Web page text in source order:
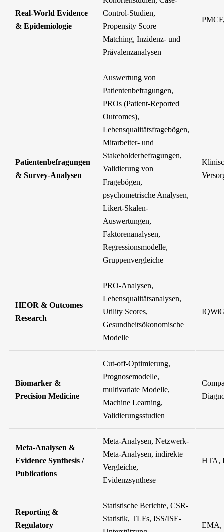
Real-World Evidence
& Epidemiologie
Control-Studien,
Propensity Score
Matching, Inzidenz- und
Prävalenzanalysen
Patientenbefragungen
& Survey-Analysen
Auswertung von
Patientenbefragungen,
PROs (Patient-Reported
Outcomes),
Lebensqualitätsfragebögen,
Mitarbeiter- und
Stakeholderbefragungen,
Validierung von
Fragebögen,
psychometrische Analysen,
Likert-Skalen-
Auswertungen,
Faktorenanalysen,
Regressionsmodelle,
Gruppenvergleiche
HEOR & Outcomes
Research
PRO-Analysen,
Lebensqualitätsanalysen,
Utility Scores,
Gesundheitsökonomische
Modelle
Biomarker &
Precision Medicine
Cut-off-Optimierung,
Prognosemodelle,
multivariate Modelle,
Machine Learning,
Validierungsstudien
Meta-Analysen &
Evidence Synthesis /
Publications
Meta-Analysen, Netzwerk-
Meta-Analysen, indirekte
Vergleiche,
Evidenzsynthese
HTA,
Reporting &
Regulatory
Statistische Berichte, CSR-
Statistik, TLFs, ISS/ISE-
EMA,